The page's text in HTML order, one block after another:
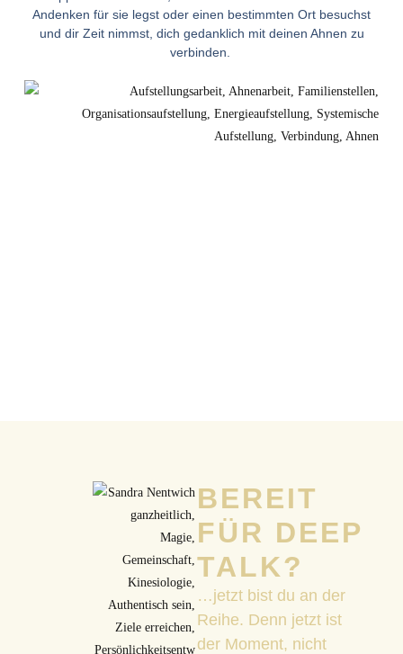
Andenken für sie legst oder einen bestimmten Ort besuchst
und dir Zeit nimmst, dich gedanklich mit deinen Ahnen zu
verbinden.
BEREIT
FÜR DEEP
TALK?
…jetzt bist du an der
Reihe. Denn jetzt ist
der Moment, nicht